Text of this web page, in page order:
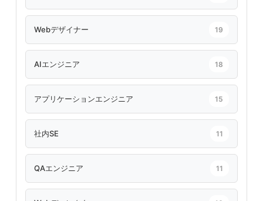
Webデザイナー 19
AIエンジニア 18
アプリケーションエンジニア 15
社内SE 11
QAエンジニア 11